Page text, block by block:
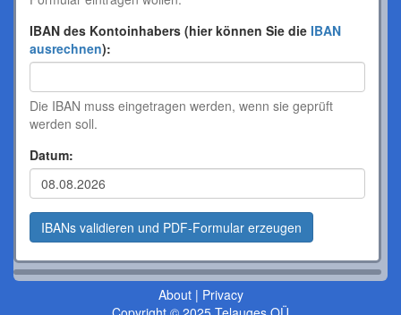
IBAN des Kontoinhabers (hier können Sie die IBAN
ausrechnen):
Die IBAN muss eingetragen werden, wenn sie geprüft
werden soll.
Datum:
About| Privacy